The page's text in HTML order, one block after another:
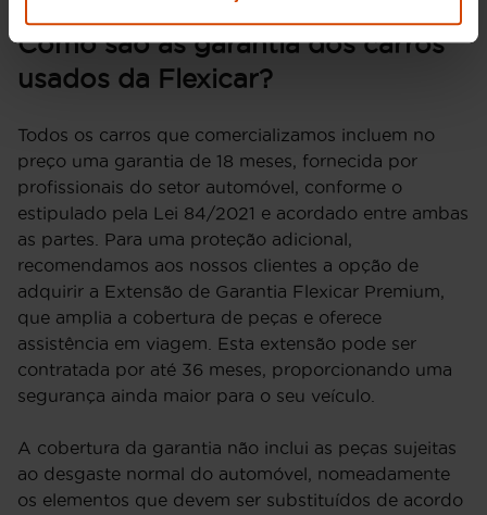
Como são as garantia dos carros
usados da Flexicar?
Todos os carros que comercializamos incluem no
preço uma garantia de 18 meses, fornecida por
profissionais do setor automóvel, conforme o
estipulado pela Lei 84/2021 e acordado entre ambas
as partes. Para uma proteção adicional,
recomendamos aos nossos clientes a opção de
adquirir a Extensão de Garantia Flexicar Premium,
que amplia a cobertura de peças e oferece
assistência em viagem. Esta extensão pode ser
contratada por até 36 meses, proporcionando uma
segurança ainda maior para o seu veículo.
A cobertura da garantia não inclui as peças sujeitas
ao desgaste normal do automóvel, nomeadamente
os elementos que devem ser substituídos de acordo